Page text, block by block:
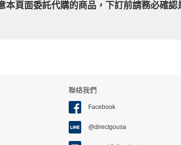
頁面委託代購的商品，下訂前請務必確認
聯絡我們
Facebook
@directgousa